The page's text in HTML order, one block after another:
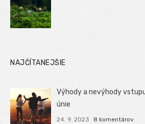
NAJČÍTANEJŠIE
Výhody a nevýhody
únie
24. 9. 2023 8 komentárov